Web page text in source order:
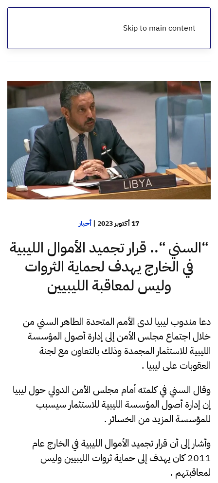
Skip to main content
الرئيسية
17 أكتوبر 2023 | أخبار
“السني “.. قرار تجميد الأموال الليبية
في الخارج يهدف لحماية الثروات
وليس لمعاقبة الليبيين
دعا مندوب ليبيا لدى الأمم المتحدة الطاهر السني من
خلال اجتماع مجلس الأمن إلى إدارة أصول المؤسسة
الليبية للاستثمار المجمدة وذلك بالتعاون مع لجنة
العقوبات على ليبيا .
وقال السني في كلمته أمام مجلس الأمن الدولي حول ليبيا
إن إدارة أصول المؤسسة الليبية للاستثمار سيسبب
للمؤسسة المزيد من الخسائر .
وأشار إلى أن قرار تجميد الأموال الليبية في الخارج عام
2011 كان يهدف إلى حماية ثروات الليبيين وليس
لمعاقبتهم .